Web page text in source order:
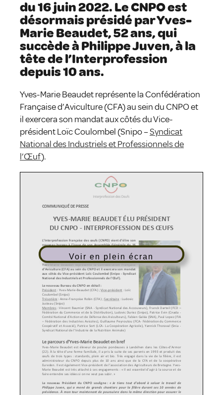
du 16 juin 2022. Le CNPO est
désormais présidé par Yves-
Marie Beaudet, 52 ans, qui
succède à Philippe Juven, à la
tête de l’Interprofession
depuis 10 ans.
Yves-Marie Beaudet représente la Confédération
Française d’Aviculture (CFA) au sein du CNPO et
il exercera son mandat aux côtés du Vice-
président Loïc Coulombel (Snipo –Syndicat
National des Industriels et Professionnels de
l’Œuf).
Voir en plein écran